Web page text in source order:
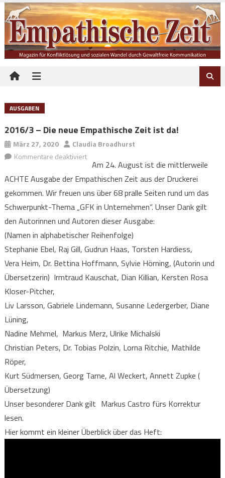
Skip to content
AUSGABEN
2016/3 – Die neue Empathische Zeit ist da!
März 27, 2020
Claudia Broadhurst
Kommentare deaktiviertfür 2016/3 – Die neue Empathische Zeit ist
da!
Am 24. August ist die mittlerweile
ACHTE Ausgabe der Empathischen Zeit aus der Druckerei
gekommen. Wir freuen uns über 68 pralle Seiten rund um das
Schwerpunkt-Thema „GFK in Unternehmen“. Unser Dank gilt
den Autorinnen und Autoren dieser Ausgabe:
(Namen in alphabetischer Reihenfolge)
Stephanie Ebel, Raj Gill, Gudrun Haas, Torsten Hardiess,
Vera Heim, Dr. Bettina Hoffmann, Sylvie Hörning, (Autorin und
Übersetzerin) Irmtraud Kauschat, Dian Killian, Kersten Rosa
Kloser-Pitcher,
Liv Larsson, Gabriele Lindemann, Susanne Ledergerber, Diane
Lüning,
Nadine Mehmel, Markus Merz, Ulrike Michalski
Christian Peters, Dr. Tobias Polzin, Lorna Ritchie, Mathilde
Röper,
Kurt Südmersen, Georg Tarne, Al Weckert, Annett Zupke (
Übersetzung)
Unser besonderer Dank gilt Markus Castro fürs Korrektur
lesen.
Hier kommt ein kleiner Überblick über das Heft: